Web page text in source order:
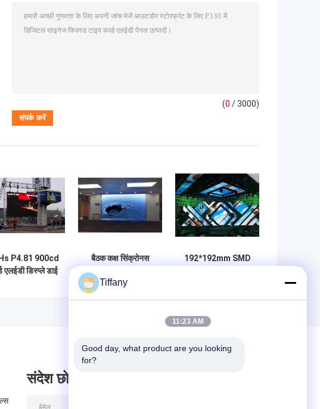
(0 / 3000)
P4.81 900cd
एलईडी डिस्प्ले डाई
बैठक कक्ष सिंक्रोनस
आरओएचएस के लिए
अल्ट्रा लाइट 1 आर 1
जी 1 बी ओडीएम घुमावदार
192*192mm SMD
संदेश छोड़ दो
Tiffany
11:23 AM
Good day, what product are you looking
for?